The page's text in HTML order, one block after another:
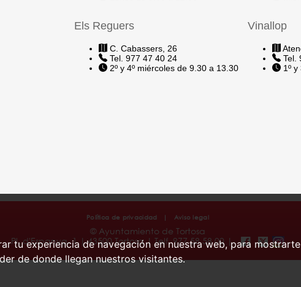
tu experiencia de navegación en nuestra web, para
de donde llegan nuestros visitantes.
Els Reguers
C. Cabassers, 26
Tel. 977 47 40 24
2º y 4º miércoles de 9.30 a 13.30
Vinallop
Tel.
1º y
Política de privacidad | Aviso legal
© Ayuntamiento de Tortosa
Pl. d'Espanya, 1 | 43500 Tortosa | Telf. 977 58 58 00 |